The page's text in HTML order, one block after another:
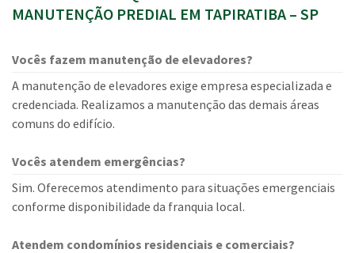
MANUTENÇÃO PREDIAL EM TAPIRATIBA – SP
Vocês fazem manutenção de elevadores?
A manutenção de elevadores exige empresa especializada e
credenciada. Realizamos a manutenção das demais áreas
comuns do edifício.
Vocês atendem emergências?
Sim. Oferecemos atendimento para situações emergenciais
conforme disponibilidade da franquia local.
Atendem condomínios residenciais e comerciais?